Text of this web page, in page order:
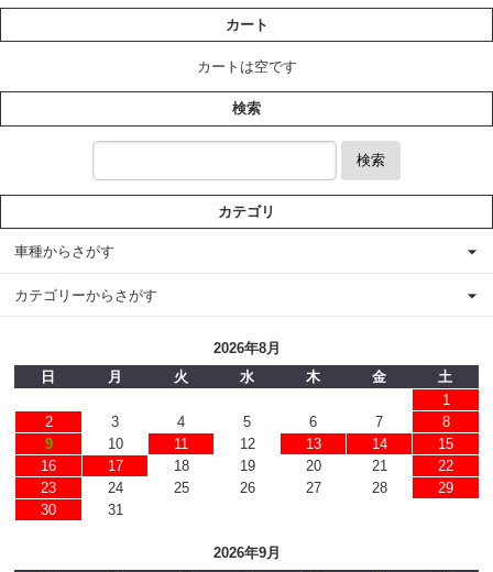
カート
カートは空です
検索
検索
カテゴリ
車種からさがす
カテゴリーからさがす
2026年8月
日
月 火 水 木 金
土
1
2
3 4 5 6 7
8
9
10 11 12 13 14
15
16
17 18 19 20 21
22
23
24 25 26 27 28
29
30
31
2026年9月